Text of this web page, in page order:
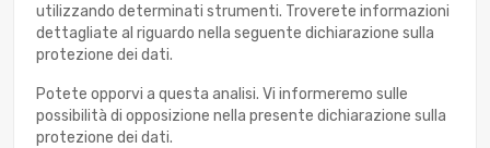
utilizzando determinati strumenti. Troverete informazioni
dettagliate al riguardo nella seguente dichiarazione sulla
protezione dei dati.
Potete opporvi a questa analisi. Vi informeremo sulle
possibilità di opposizione nella presente dichiarazione sulla
protezione dei dati.